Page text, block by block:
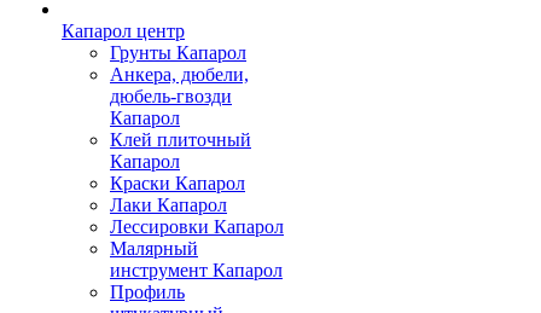
Капарол центр
Грунты Капарол
Анкера, дюбели,
дюбель-гвозди
Капарол
Клей плиточный
Капарол
Краски Капарол
Лаки Капарол
Лессировки Капарол
Малярный
инструмент Капарол
Профиль